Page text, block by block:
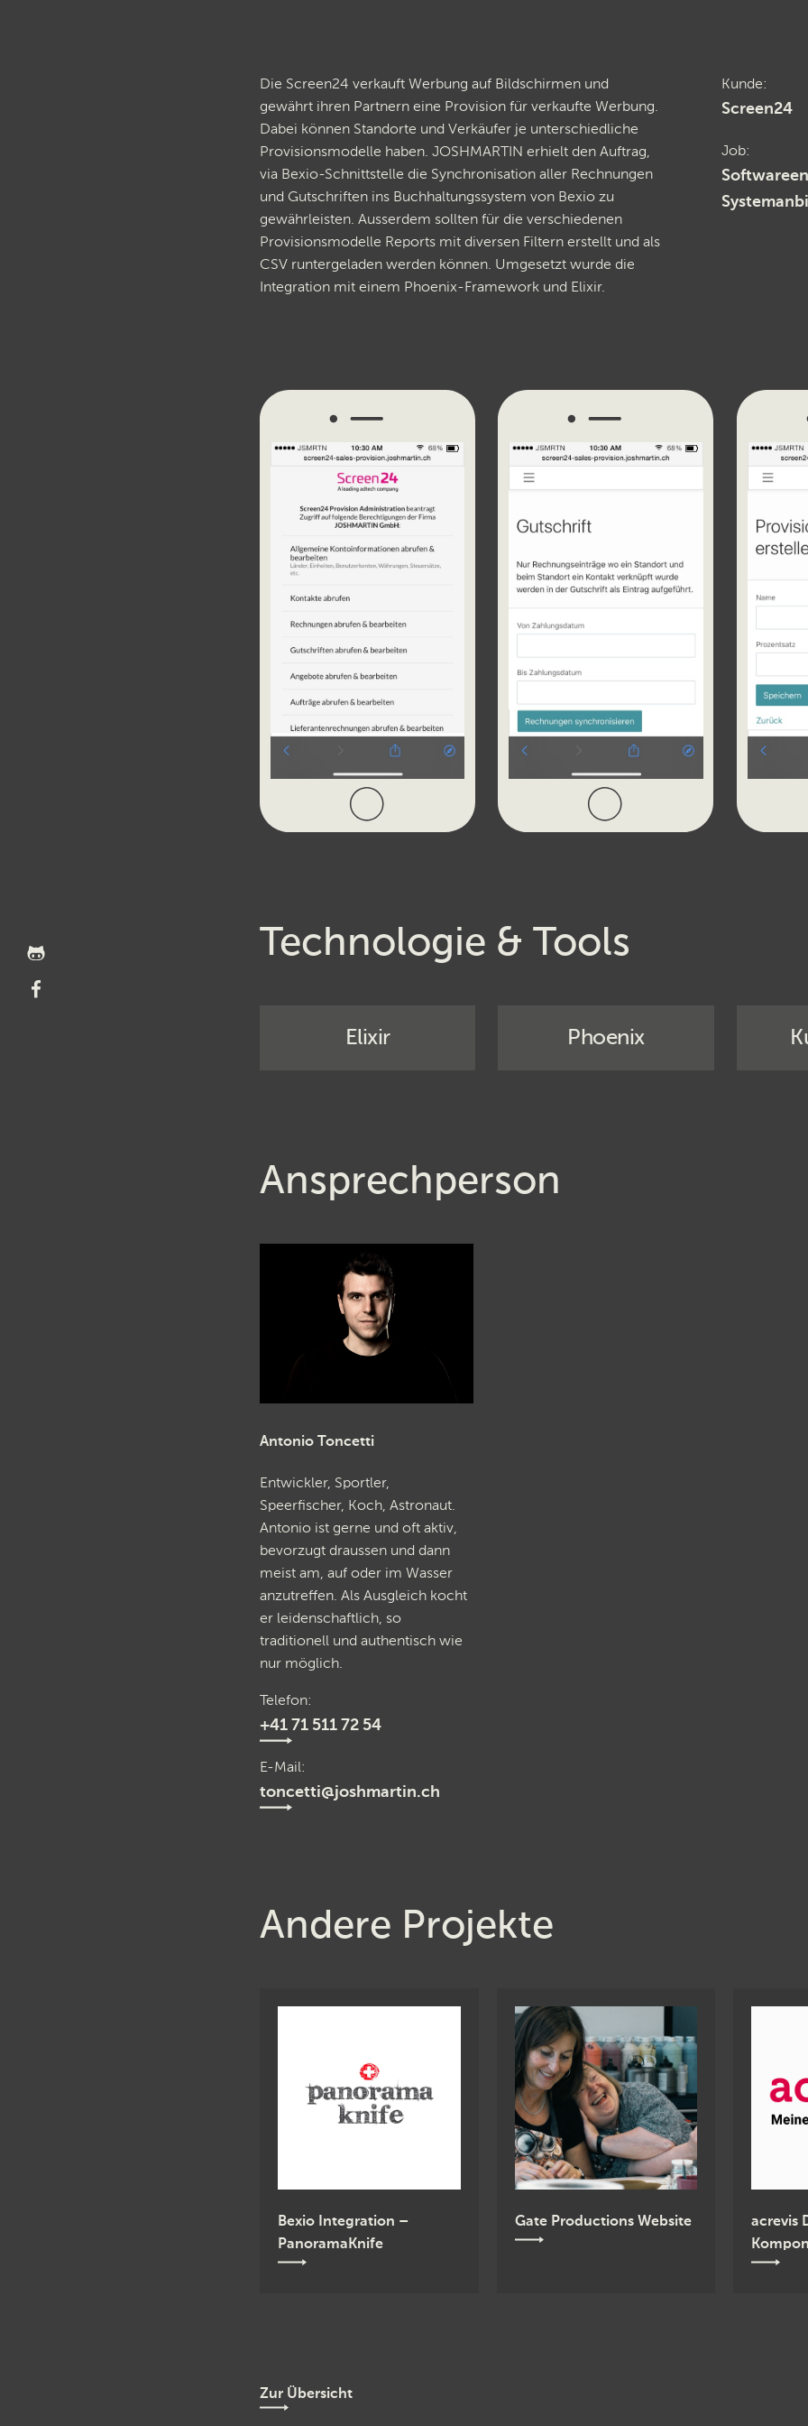
Kunde
Screen24
Job
Die Screen24 verkauft Werbung auf Bildschirmen und
gewährt ihren Partnern eine Provision für verkaufte Werbung.
Dabei können Standorte und Verkäufer je unterschiedliche
Provisionsmodelle haben. JOSHMARTIN erhielt den Auftrag,
via Bexio-Schnittstelle die Synchronisation aller Rechnungen
und Gutschriften ins Buchhaltungssystem von Bexio zu
gewährleisten. Ausserdem sollten für die verschiedenen
Provisionsmodelle Reports mit diversen Filtern erstellt und als
CSV runtergeladen werden können. Umgesetzt wurde die
Integration mit einem Phoenix-Framework und Elixir.
Technologie & Tools
Elixir Phoenix
Ansprechperson
Antonio Toncetti
Entwickler, Sportler,
Speerfischer, Koch, Astronaut.
Antonio ist gerne und oft aktiv,
bevorzugt draussen und dann
meist am, auf oder im Wasser
anzutreffen. Als Ausgleich kocht
er leidenschaftlich, so
traditionell und authentisch wie
nur möglich.
Telefon
+41 71 511 72 54
E-Mail
toncetti@joshmartin.ch
Andere Projekte
Bexio Integration –
PanoramaKnife
Gate Productions Website
acrevis
Zur Übersicht